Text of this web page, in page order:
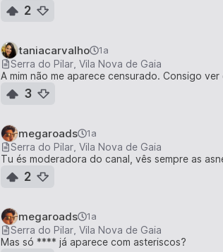
2
taniacarvalho 1a
Serra do Pilar, Vila Nova de Gaia
A mim não me aparece censurado. Consigo
3
megaroads 1a
Serra do Pilar, Vila Nova de Gaia
Tu és moderadora do canal, vês sempre as
2
megaroads 1a
Serra do Pilar, Vila Nova de Gaia
Mas só **** já aparece com asteriscos?